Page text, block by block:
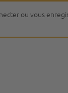
ou vous